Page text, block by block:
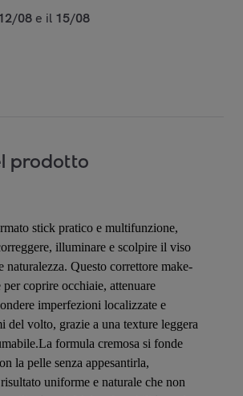
08 e il 15/08
prodotto
stick pratico e multifunzione,
illuminare e scolpire il viso
naturalezza. Questo correttore make-
coprire occhiaie, attenuare
imperfezioni localizzate e
del volto, grazie a una texture leggera
formula cremosa si fonde
la pelle senza appesantirla,
uniforme e naturale che non